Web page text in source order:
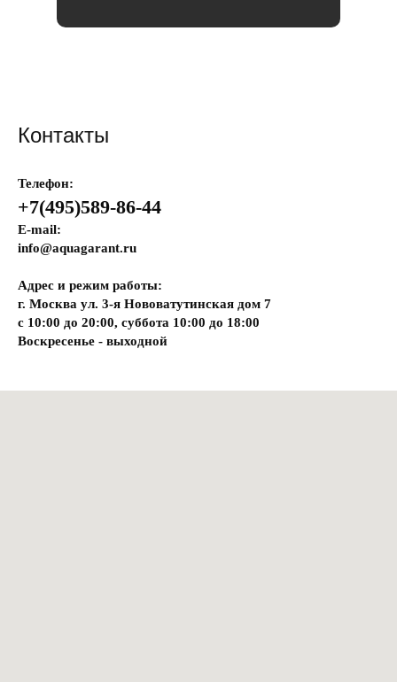
Контакты
Телефон:
+7(495)589-86-44
E-mail:
info@aquagarant.ru
Адрес и режим работы:
г. Москва ул. 3-я Нововатутинская дом 7
с 10:00 до 20:00, суббота 10:00 до 18:00
Воскресенье - выходной